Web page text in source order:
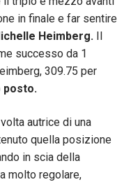
in finale e far sentire
Heimberg. Il
successo da 1
309.75 per
posto.
autrice di una
quella posizione
in scia della
molto regolare,